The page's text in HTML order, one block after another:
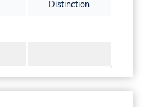
Distinction